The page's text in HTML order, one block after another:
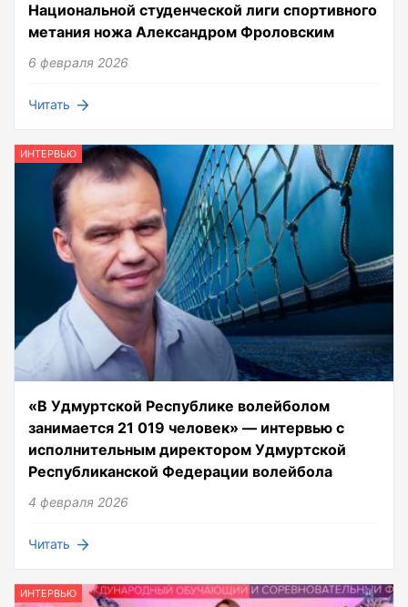
Национальной студенческой лиги спортивного
метания ножа Александром Фроловским
6 февраля 2026
Читать
ИНТЕРВЬЮ
«В Удмуртской Республике волейболом
занимается 21 019 человек» — интервью с
исполнительным директором Удмуртской
Республиканской Федерации волейбола
4 февраля 2026
Читать
ИНТЕРВЬЮ